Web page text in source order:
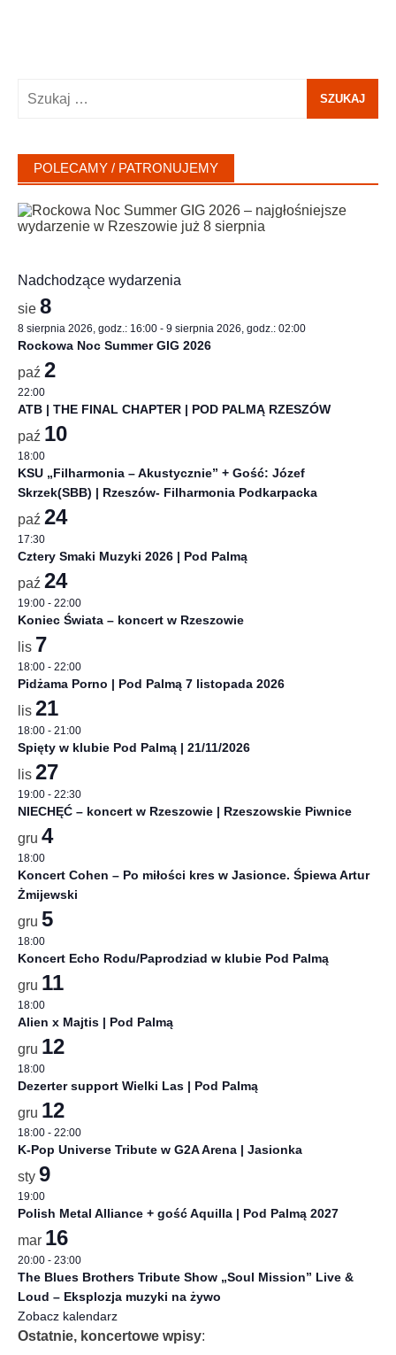
POLECAMY / PATRONUJEMY
Nadchodzące wydarzenia
sie 8
8 sierpnia 2026, godz.: 16:00 - 9 sierpnia 2026, godz.: 02:00
Rockowa Noc Summer GIG 2026
paź 2
22:00
ATB | THE FINAL CHAPTER | POD PALMĄ RZESZÓW
paź 10
18:00
KSU „Filharmonia – Akustycznie” + Gość: Józef
Skrzek(SBB) | Rzeszów- Filharmonia Podkarpacka
paź 24
17:30
Cztery Smaki Muzyki 2026 | Pod Palmą
paź 24
19:00 - 22:00
Koniec Świata – koncert w Rzeszowie
lis 7
18:00 - 22:00
Pidżama Porno | Pod Palmą 7 listopada 2026
lis 21
18:00 - 21:00
Spięty w klubie Pod Palmą | 21/11/2026
lis 27
19:00 - 22:30
NIECHĘĆ – koncert w Rzeszowie | Rzeszowskie Piwnice
gru 4
18:00
Koncert Cohen – Po miłości kres w Jasionce. Śpiewa Artur
Żmijewski
gru 5
18:00
Koncert Echo Rodu/Paprodziad w klubie Pod Palmą
gru 11
18:00
Alien x Majtis | Pod Palmą
gru 12
18:00
Dezerter support Wielki Las | Pod Palmą
gru 12
18:00 - 22:00
K-Pop Universe Tribute w G2A Arena | Jasionka
sty 9
19:00
Polish Metal Alliance + gość Aquilla | Pod Palmą 2027
mar 16
20:00 - 23:00
The Blues Brothers Tribute Show „Soul Mission” Live &
Loud – Eksplozja muzyki na żywo
Zobacz kalendarz
Ostatnie, koncertowe wpisy: